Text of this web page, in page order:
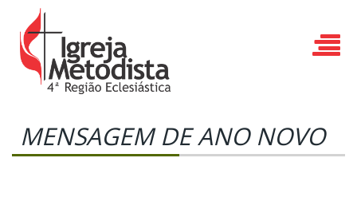
MENSAGEM DE ANO NOVO